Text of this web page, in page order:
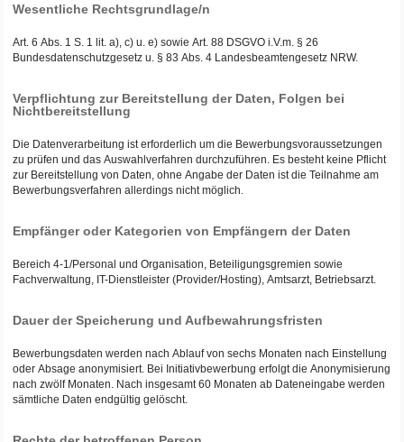
Wesentliche Rechtsgrundlage/n
Art. 6 Abs. 1 S. 1 lit. a), c) u. e) sowie Art. 88 DSGVO i.V.m. § 26
Bundesdatenschutzgesetz u. § 83 Abs. 4 Landesbeamtengesetz NRW.
Verpflichtung zur Bereitstellung der Daten, Folgen bei
Nichtbereitstellung
Die Datenverarbeitung ist erforderlich um die Bewerbungsvoraussetzungen
zu prüfen und das Auswahlverfahren durchzuführen. Es besteht keine Pflicht
zur Bereitstellung von Daten, ohne Angabe der Daten ist die Teilnahme am
Bewerbungsverfahren allerdings nicht möglich.
Empfänger oder Kategorien von Empfängern der Daten
Bereich 4-1/Personal und Organisation, Beteiligungsgremien sowie
Fachverwaltung, IT-Dienstleister (Provider/Hosting), Amtsarzt, Betriebsarzt.
Dauer der Speicherung und Aufbewahrungsfristen
Bewerbungsdaten werden nach Ablauf von sechs Monaten nach Einstellung
oder Absage anonymisiert. Bei Initiativbewerbung erfolgt die Anonymisierung
nach zwölf Monaten. Nach insgesamt 60 Monaten ab Dateneingabe werden
sämtliche Daten endgültig gelöscht.